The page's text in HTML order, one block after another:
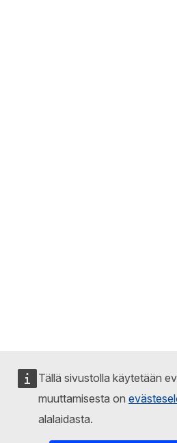
Tällä sivustolla käytetään
muuttamisesta on
alalaidasta.